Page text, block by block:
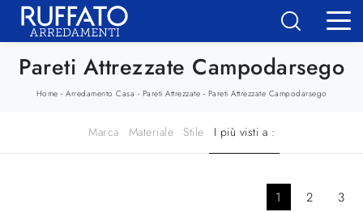
Pareti Attrezzate Campodarsego
Home - Arredamento Casa - Pareti Attrezzate - Pareti Attrezzate Campodarsego
Marca Materiale Stile I più visti a :
1 2 3